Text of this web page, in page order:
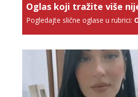
Oglas koji tražite više
Pogledajte slične oglase u rubrici: